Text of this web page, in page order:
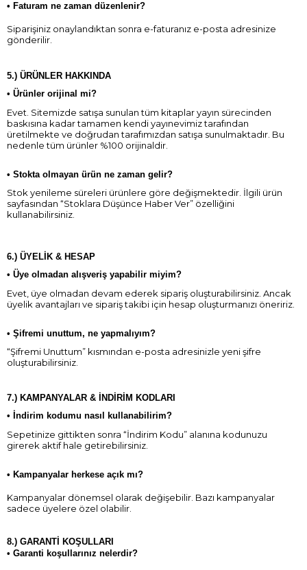
• Faturam ne zaman düzenlenir?
Siparişiniz onaylandıktan sonra e-faturanız e-posta adresinize
gönderilir.
5.) ÜRÜNLER HAKKINDA
• Ürünler orijinal mi?
Evet. Sitemizde satışa sunulan tüm kitaplar yayın sürecinden
baskısına kadar tamamen kendi yayınevimiz tarafından
üretilmekte ve doğrudan tarafımızdan satışa sunulmaktadır. Bu
nedenle tüm ürünler %100 orijinaldir.
• Stokta olmayan ürün ne zaman gelir?
Stok yenileme süreleri ürünlere göre değişmektedir. İlgili ürün
sayfasından “Stoklara Düşünce Haber Ver” özelliğini
kullanabilirsiniz.
6.) ÜYELİK & HESAP
• Üye olmadan alışveriş yapabilir miyim?
Evet, üye olmadan devam ederek sipariş oluşturabilirsiniz. Ancak
üyelik avantajları ve sipariş takibi için hesap oluşturmanızı öneririz.
• Şifremi unuttum, ne yapmalıyım?
“Şifremi Unuttum” kısmından e-posta adresinizle yeni şifre
oluşturabilirsiniz.
7.) KAMPANYALAR & İNDİRİM KODLARI
• İndirim kodumu nasıl kullanabilirim?
Sepetinize gittikten sonra “İndirim Kodu” alanına kodunuzu
girerek aktif hale getirebilirsiniz.
• Kampanyalar herkese açık mı?
Kampanyalar dönemsel olarak değişebilir. Bazı kampanyalar
sadece üyelere özel olabilir.
8.) GARANTİ KOŞULLARI
• Garanti koşullarınız nelerdir?